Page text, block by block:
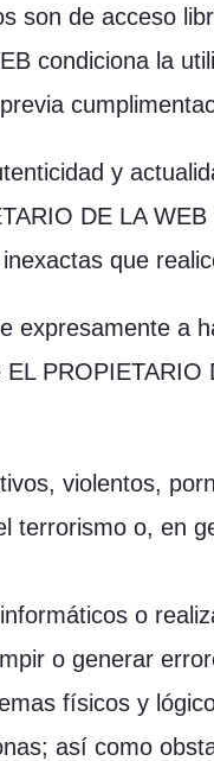
son de acceso
condiciona la
y
DE LA
que
expresamente a
violentos,
terrorismo o, en
o
o generar
físicos y
así como